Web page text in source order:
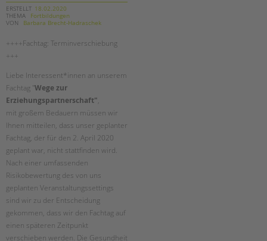
ERSTELLT 18.02.2020
THEMA
Fortbildungen
VON
Barbara Brecht-Hadraschek
++++Fachtag: Terminverschiebung
+++
Liebe Interessent*innen an unserem
Fachtag " Wege zur
Erziehungspartnerschaft",
mit großem Bedauern müssen wir
Ihnen mitteilen, dass unser geplanter
Fachtag, der für den 2. April 2020
geplant war, nicht stattfinden wird.
Nach einer umfassenden
Risikobewertung des von uns
geplanten Veranstaltungssettings
sind wir zu der Entscheidung
gekommen, dass wir den Fachtag auf
einen späteren Zeitpunkt
verschieben werden. Die Gesundheit